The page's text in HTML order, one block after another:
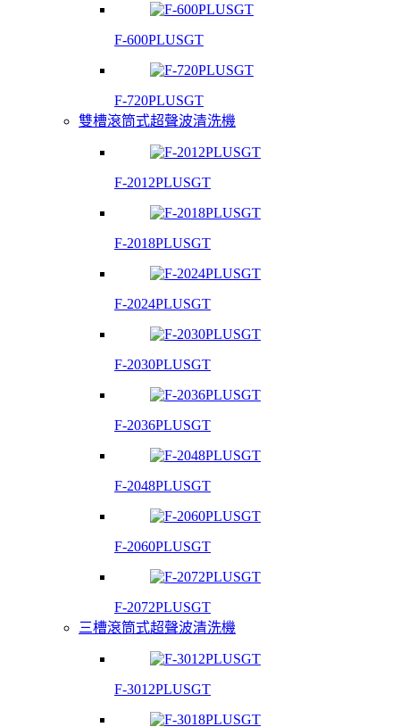
F-600PLUSGT
F-720PLUSGT
雙槽滾筒式超聲波清洗機
F-2012PLUSGT
F-2018PLUSGT
F-2024PLUSGT
F-2030PLUSGT
F-2036PLUSGT
F-2048PLUSGT
F-2060PLUSGT
F-2072PLUSGT
三槽滾筒式超聲波清洗機
F-3012PLUSGT